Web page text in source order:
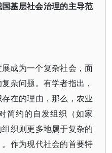
基层社会治理的主导范
成为一个复杂社会，面
杂问题。有学者指出，
在的理由，那么，农业
简约的自发组织（如家
织则更多地属于复杂的
作为现代社会的首要特